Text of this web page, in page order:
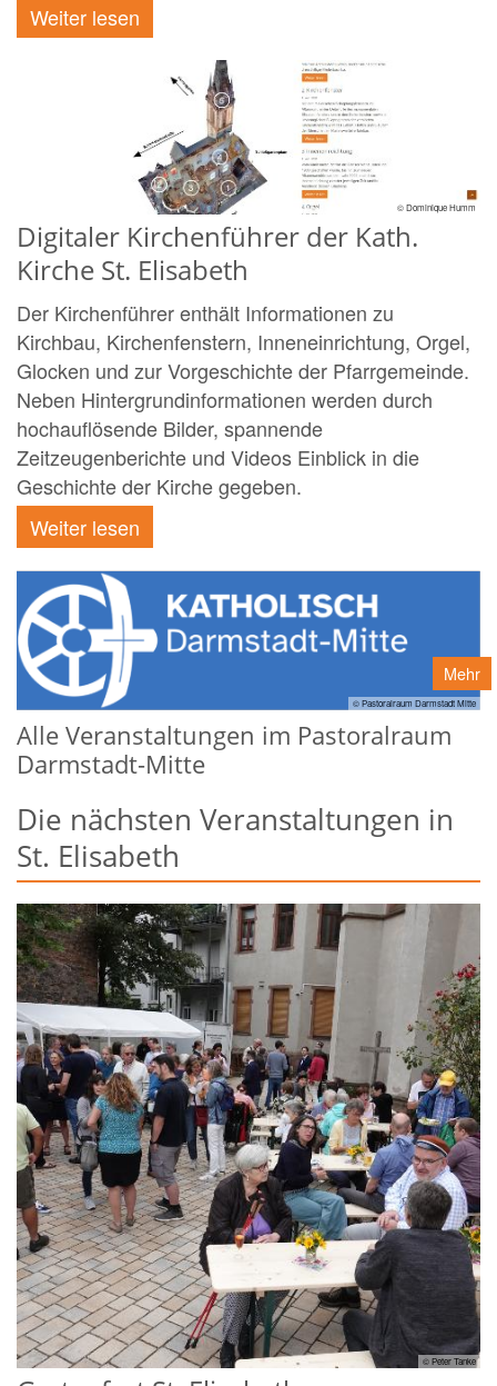
Weiter lesen
© Dominique Humm
Digitaler Kirchenführer der Kath.
Kirche St. Elisabeth
Der Kirchenführer enthält Informationen zu
Kirchbau, Kirchenfenstern, Inneneinrichtung, Orgel,
Glocken und zur Vorgeschichte der Pfarrgemeinde.
Neben Hintergrundinformationen werden durch
hochauflösende Bilder, spannende
Zeitzeugenberichte und Videos Einblick in die
Geschichte der Kirche gegeben.
Weiter lesen
Mehr
© Pastoralraum Darmstadt Mitte
Alle Veranstaltungen im Pastoralraum
Darmstadt-Mitte
Die nächsten Veranstaltungen in
St. Elisabeth
© Peter Tanke